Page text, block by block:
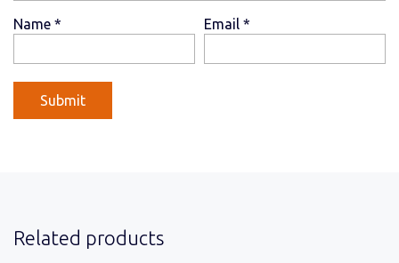
Name * Email *
Related products